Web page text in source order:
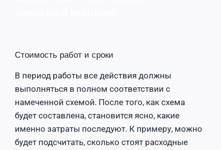
Стоимость работ и сроки
В период работы все действия должны
выполняться в полном соответствии с
намеченной схемой. После того, как схема
будет составлена, становится ясно, какие
именно затраты последуют. К примеру, можно
будет подсчитать, сколько стоят расходные